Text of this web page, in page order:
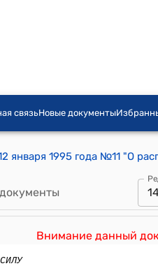
связьНовые документы
Внимание данный